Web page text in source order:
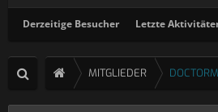
Derzeitige Besucher Letzte
MITGLIEDER